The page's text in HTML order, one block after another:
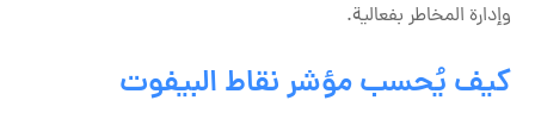
وإدارة المخاطر بفعالية.
كيف يُحسب مؤشر نقاط البيفوت